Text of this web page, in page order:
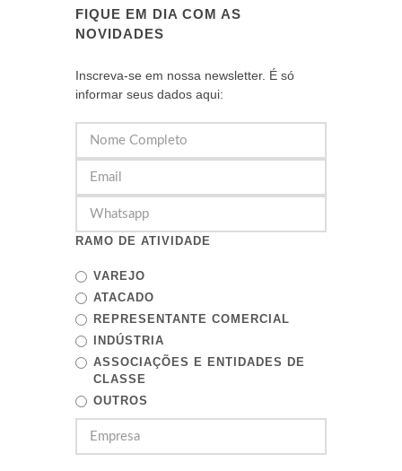
FIQUE EM DIA COM AS
NOVIDADES
Inscreva-se em nossa newsletter. É só
informar seus dados aqui:
RAMO DE ATIVIDADE
VAREJO
ATACADO
REPRESENTANTE COMERCIAL
INDÚSTRIA
ASSOCIAÇÕES E ENTIDADES DE
CLASSE
OUTROS